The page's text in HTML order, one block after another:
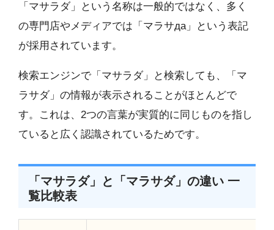
「マサラダ」という名称は一般的ではなく、多く
の専門店やメディアでは「マラサда」という表記
が採用されています。
検索エンジンで「マサラダ」と検索しても、「マ
ラサダ」の情報が表示されることがほとんどで
す。これは、2つの言葉が実質的に同じものを指し
ていると広く認識されているためです。
「マサラダ」と「マラサダ」の違い 一
覧比較表